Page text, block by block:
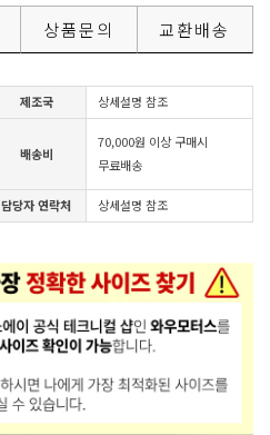
상품문의 교환배송
제조국 상세설명 참조
배송비
70,000원 이상 구매시
무료배송
담당자 연락처 상세설명 참조